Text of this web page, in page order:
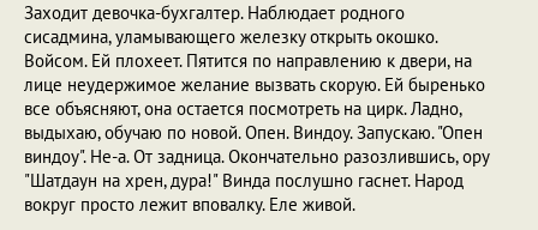
Заходит девочка-бухгалтер. Hаблюдает родного
сисадмина, уламывающего железку открыть окошко.
Войсом. Ей плохеет. Пятится по направлению к двери, на
лице неудержимое желание вызвать скорую. Ей быренько
все объясняют, она остается посмотреть на цирк. Ладно,
выдыхаю, обучаю по новой. Опен. Виндоу. Запускаю. "Опен
виндоу". Hе-а. От задница. Окончательно разозлившись, ору
"Шатдаун на хрен, дура!" Винда послушно гаснет. Hарод
вокруг просто лежит вповалку. Еле живой.